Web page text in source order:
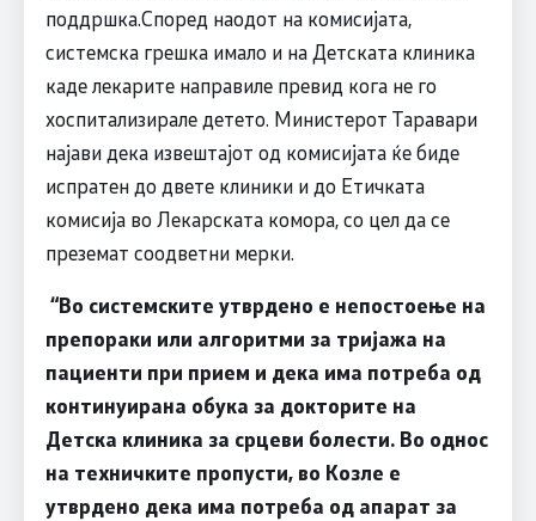
поддршка.Според наодот на комисијата,
системска грешка имало и на Детската клиника
каде лекарите направиле превид кога не го
хоспитализирале детето. Министерот Таравари
најави дека извештајот од комисијата ќе биде
испратен до двете клиники и до Етичката
комисија во Лекарската комора, со цел да се
преземат соодветни мерки.
“Во системските утврдено е непостоење на
препораки или алгоритми за тријажа на
пациенти при прием и дека има потреба од
континуирана обука за докторите на
Детска клиника за срцеви болести. Во однос
на техничките пропусти, во Козле е
утврдено дека има потреба од апарат за